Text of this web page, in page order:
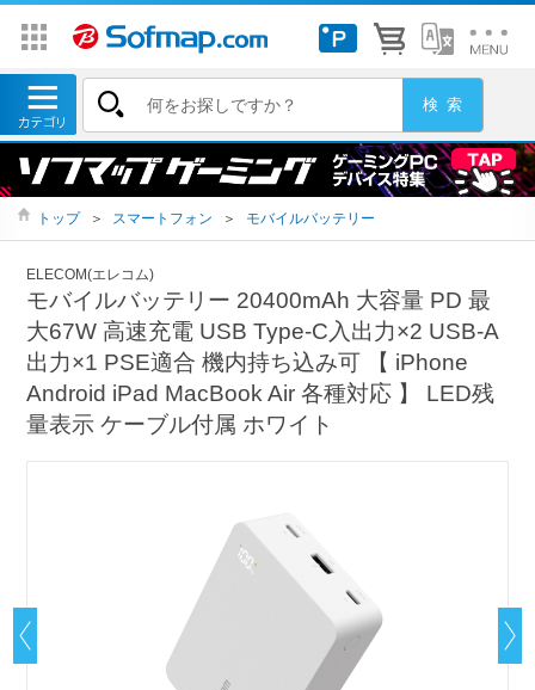
トップ ＞ スマートフォン ＞ モバイルバッテリー
ELECOM(エレコム)
モバイルバッテリー 20400mAh 大容量 PD 最
大67W 高速充電 USB Type-C入出力×2 USB-A
出力×1 PSE適合 機内持ち込み可 【 iPhone
Android iPad MacBook Air 各種対応 】 LED残
量表示 ケーブル付属 ホワイト